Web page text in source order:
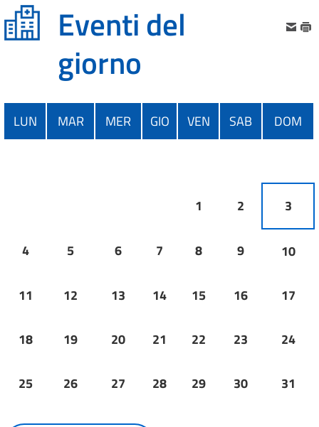
Eventi del
giorno
LUN MAR MER GIO VEN SAB DOM
1 2 3
4 5 6 7 8 9 10
11 12 13 14 15 16 17
18 19 20 21 22 23 24
25 26 27 28 29 30 31